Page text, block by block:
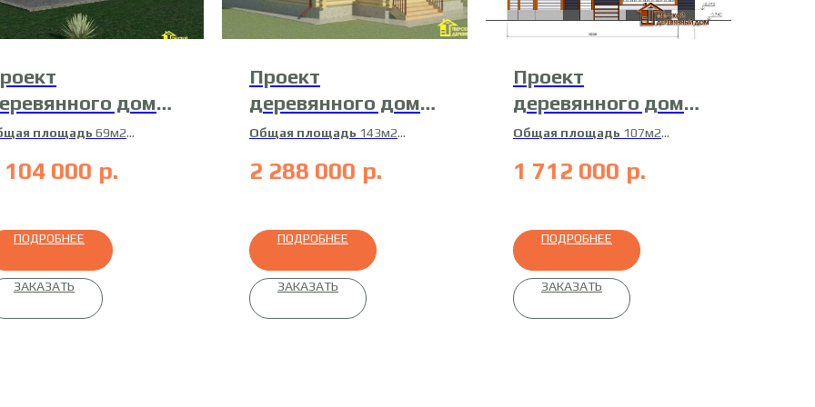
дома
ДБ-2
площадь 69м2
сухой
104 000 р.
ПОДРОБНЕЕ
ЗАКАЗАТЬ
Проект
деревянного дома
Д-10
Общая площадь 143м2
Материалоцилиндрованное
2 288 000 р.
ПОДРОБНЕЕ
ЗАКАЗАТЬ
Проект
деревянного дома
Д-5
Общая площадь 107м2
Материалпрофилированный
1 712 000 р.
ПОДРОБНЕЕ
ЗАКАЗАТЬ